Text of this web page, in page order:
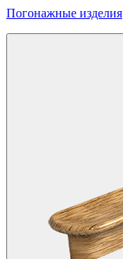
Погонажные изделия